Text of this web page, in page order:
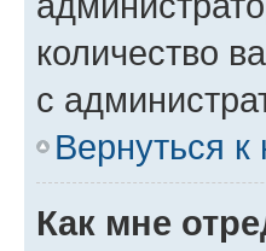
количество
с
Вернуться к
Как мне